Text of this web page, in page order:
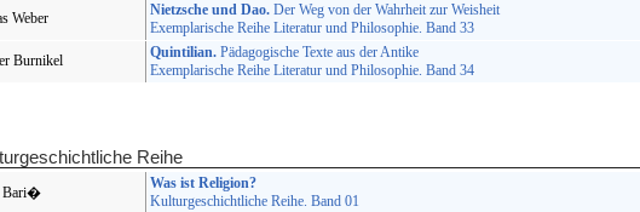
Weber Nietzsche und Dao.Der Weg von der Wahrheit zur Weisheit
Exemplarische Reihe Literatur und Philosophie. Band 33
Burnikel Quintilian.Pädagogische Texte aus der Antike
Exemplarische Reihe Literatur und Philosophie. Band 34
Reihe
Bari�
Was ist Religion?
Kulturgeschichtliche Reihe. Band 01